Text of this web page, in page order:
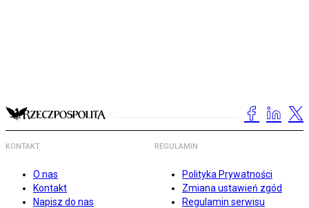
KONTAKT
O nas
Kontakt
Napisz do nas
REGULAMIN
Polityka Prywatności
Zmiana ustawień zgód
Regulamin serwisu